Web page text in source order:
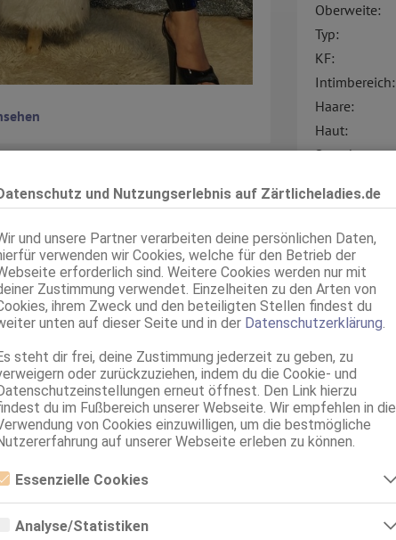
und Nutzungserlebnis auf Zärtlicheladies.de
und unsere Partner verarbeiten deine persönlichen Daten,
verwenden wir Cookies, welche für den Betrieb der
erforderlich sind. Weitere Cookies werden nur mit
Zustimmung verwendet. Einzelheiten zu den Arten von
ihrem Zweck und den beteiligten Stellen findest du
unten auf dieser Seite und in der Datenschutzerklärung
steht dir frei, deine Zustimmung jederzeit zu geben, zu
oder zurückzuziehen, indem du die Cookie- und
erneut öffnest. Den Link hierzu
du im Fußbereich unserer Webseite. Wir empfehlen in die
von Cookies einzuwilligen, um die bestmögliche
auf unserer Webseite erleben zu können.
Essenzielle Cookies
Cookies sind alle notwendigen Cookies, die für den Betrieb
werden. Die Webseite kann ohne diese Cookies nicht richtig
Analyse/Statistiken
und du wirst sehen.
freundlich, aufgeschlossen
dass du die Anzeige auf
Oberweite:
Typ:
KF:
Intimbereich:
Haare:
Haut:
Sprachen:
Service für:
Service: